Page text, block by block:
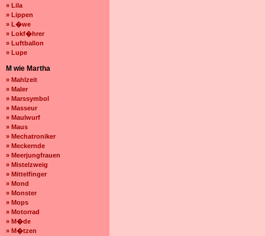
» Lila
» Lippen
» L�we
» Lokf�hrer
» Luftballon
» Lupe
M wie Martha
» Mahlzeit
» Maler
» Marssymbol
» Masseur
» Maulwurf
» Maus
» Mechatroniker
» Meckernde
» Meerjungfrauen
» Mistelzweig
» Mittelfinger
» Mond
» Monster
» Mops
» Motorrad
» M�de
» M�tzen